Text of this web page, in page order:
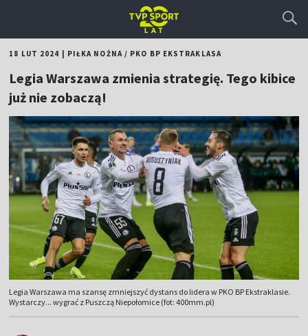
18 LUT 2024 PIŁKA NOŻNA/ PKO BP EKSTRAKLASA
Legia Warszawa zmienia strategię. Tego kibice
już nie zobaczą!
Legia Warszawa ma szansę zmniejszyć dystans do lidera w PKO BP Ekstraklasie.
Wystarczy... wygrać z Puszczą Niepołomice (fot: 400mm.pl)